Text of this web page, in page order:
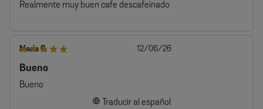
Realmente muy buen cafe descafeinado
Maria C.
Bueno
Bueno
Traducir al español
Fecha
12/06/26